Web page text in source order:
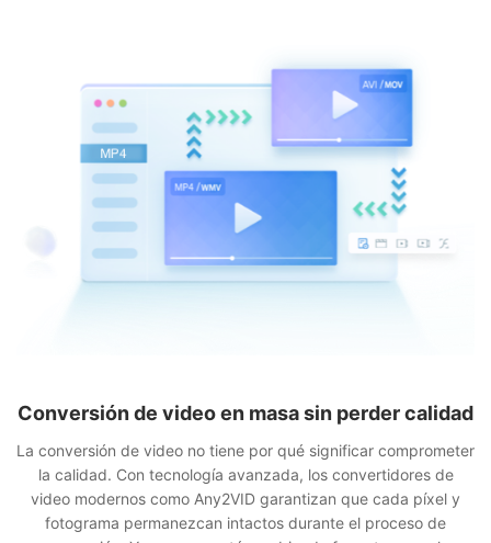
Conversión de Video sin Problemas en Varios
Formatos
La conversión de video se vuelve muy sencilla cuando tienes
acceso a una amplia gama de formatos admitidos. Any2VID
permite cambiar fácilmente entre formatos populares como